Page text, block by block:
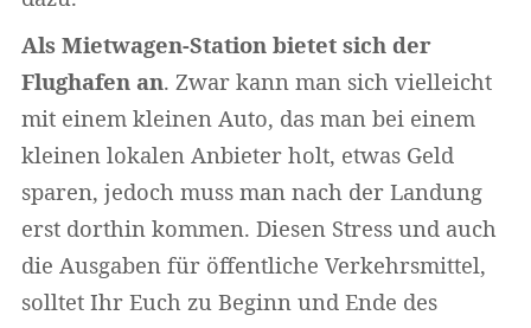
Als Mietwagen-Station bietet sich der
Flughafen an. Zwar kann man sich vielleicht
mit einem kleinen Auto, das man bei einem
kleinen lokalen Anbieter holt, etwas Geld
sparen, jedoch muss man nach der Landung
erst dorthin kommen. Diesen Stress und auch
die Ausgaben für öffentliche Verkehrsmittel,
solltet Ihr Euch zu Beginn und Ende des